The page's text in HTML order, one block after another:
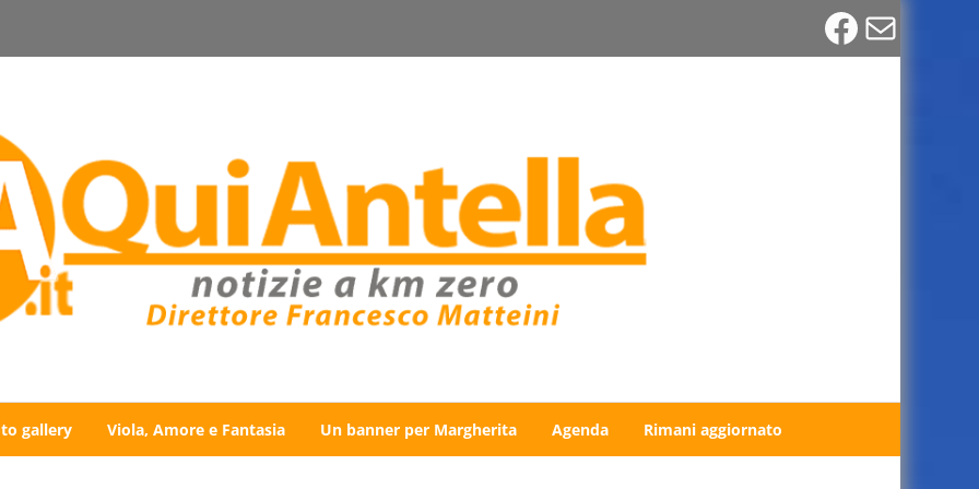
Email
gallery Viola, Amore e Fantasia Un banner per Margherita Agenda Rimani aggiornato